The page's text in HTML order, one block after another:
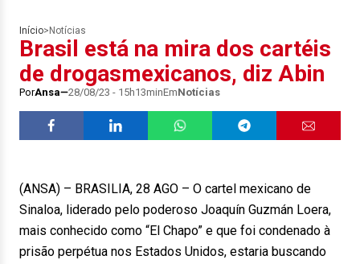
Início> Notícias
Brasil está na mira dos cartéis
de drogasmexicanos, diz Abin
PorAnsa 28/08/23 - 15h13minEmNotícias
(ANSA) – BRASILIA, 28 AGO – O cartel mexicano de
Sinaloa, liderado pelo poderoso Joaquín Guzmán Loera,
mais conhecido como “El Chapo” e que foi condenado à
prisão perpétua nos Estados Unidos, estaria buscando